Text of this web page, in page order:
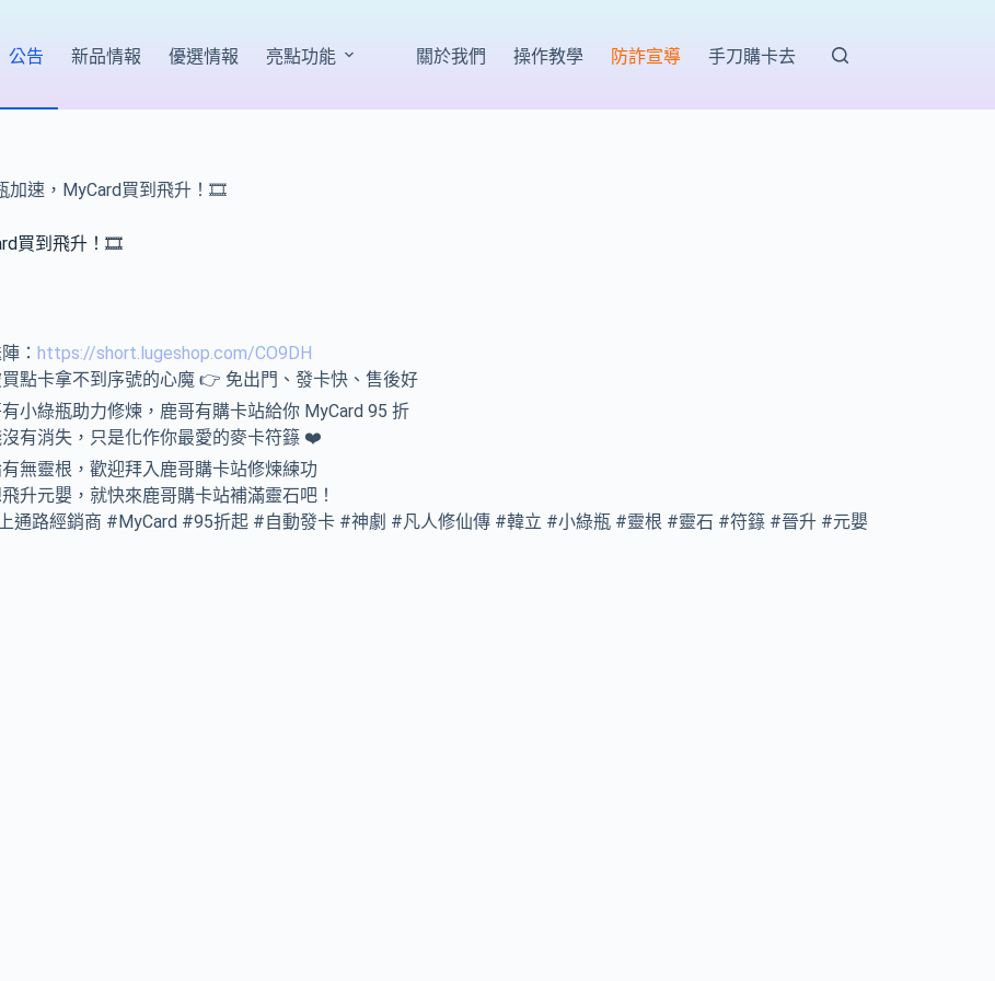
公告 新品情報 優選情報 亮點功能 關於我們 操作教學 防詐宣導 手刀購卡去
速，MyCard買到飛升！ 🎞
買到飛升！ 🎞
： https://short.lugeshop.com/CO9DH
點卡拿不到序號的心魔 👉 免出門、發卡快、售後好
小綠瓶助力修煉，鹿哥有購卡站給你 MyCard 95 折
有消失，只是化作你最愛的麥卡符籙 ❤️
無靈根，歡迎拜入鹿哥購卡站修煉練功
升元嬰，就快來鹿哥購卡站補滿靈石吧！
通路經銷商 #MyCard #95折起 #自動發卡 #神劇 #凡人修仙傳 #韓立 #小綠瓶 #靈根 #靈石 #符籙 #晉升 #元嬰